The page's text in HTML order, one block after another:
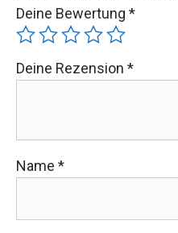
Deine Bewertung *
Deine Rezension *
Name *